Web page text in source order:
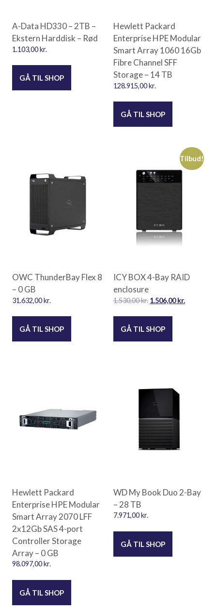
A-Data HD330 – 2TB –
Ekstern Harddisk – Rød
1.103,00kr.
GÅ TIL SHOP
Hewlett Packard
Enterprise HPE Modular
Smart Array 1060 16Gb
Fibre Channel SFF
Storage – 14 TB
128.915,00kr.
GÅ TIL SHOP
OWC ThunderBay Flex 8
– 0 GB
31.632,00kr.
GÅ TIL SHOP
Tilbud!
ICY BOX 4-Bay RAID
enclosure
1.530,00kr. 1.506,00kr.
GÅ TIL SHOP
Hewlett Packard
Enterprise HPE Modular
Smart Array 2070 LFF
2x12Gb SAS 4-port
Controller Storage
Array – 0 GB
98.097,00kr.
GÅ TIL SHOP
WD My Book Duo 2-Bay
– 28 TB
7.971,00kr.
GÅ TIL SHOP